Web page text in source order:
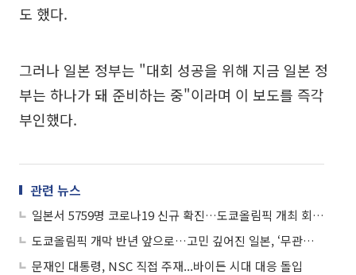
도 했다.
그러나 일본 정부는 "대회 성공을 위해 지금 일본 정
부는 하나가 돼 준비하는 중"이라며 이 보도를 즉각
부인했다.
관련 뉴스
일본서 5759명 코로나19 신규 확진…도쿄올림픽 개최 회의론 부상
도쿄올림픽 개막 반년 앞으로…고민 깊어진 일본, ‘무관중 개최’ 가나
문재인 대통령, NSC 직접 주재...바이든 시대 대응 돌입